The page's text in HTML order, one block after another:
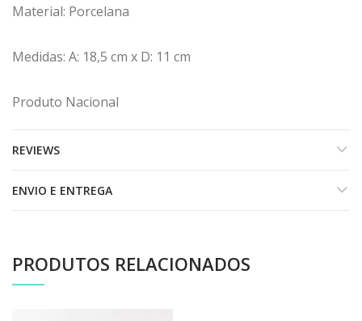
Material: Porcelana
Medidas: A: 18,5 cm x D: 11 cm
Produto Nacional
REVIEWS
ENVIO E ENTREGA
PRODUTOS RELACIONADOS